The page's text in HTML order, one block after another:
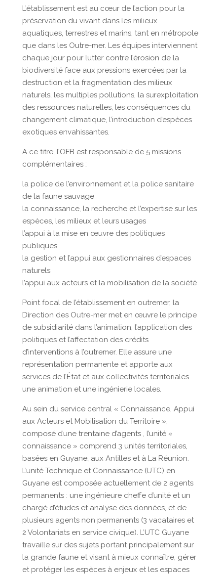
L’établissement est au cœur de l’action pour la
préservation du vivant dans les milieux
aquatiques, terrestres et marins, tant en métropole
que dans les Outre-mer. Les équipes interviennent
chaque jour pour lutter contre l’érosion de la
biodiversité face aux pressions exercées par la
destruction et la fragmentation des milieux
naturels, les multiples pollutions, la surexploitation
des ressources naturelles, les conséquences du
changement climatique, l’introduction d’espèces
exotiques envahissantes.
A ce titre, l’OFB est responsable de 5 missions
complémentaires :
la police de l’environnement et la police sanitaire
de la faune sauvage
la connaissance, la recherche et l’expertise sur les
espèces, les milieux et leurs usages
l’appui à la mise en œuvre des politiques
publiques
la gestion et l’appui aux gestionnaires d’espaces
naturels
l’appui aux acteurs et la mobilisation de la société
Point focal de l’établissement en outremer, la
Direction des Outre-mer met en œuvre le principe
de subsidiarité dans l’animation, l’application des
politiques et l’affectation des crédits
d’interventions à l’outremer. Elle assure une
représentation permanente et apporte aux
services de l’État et aux collectivités territoriales
une animation et une ingénierie locales.
Au sein du service central « Connaissance, Appui
aux Acteurs et Mobilisation du Territoire »,
composé d’une trentaine d’agents , l’unité «
connaissance » comprend 3 unités territoriales,
basées en Guyane, aux Antilles et à La Réunion.
L’unité Technique et Connaissance (UTC) en
Guyane est composée actuellement de 2 agents
permanents : une ingénieure cheffe d’unité et un
chargé d’études et analyse des données, et de
plusieurs agents non permanents (3 vacataires et
2 Volontariats en service civique). L’UTC Guyane
travaille sur des sujets portant principalement sur
la grande faune et visant à mieux connaître, gérer
et protéger les espèces à enjeux et les espaces